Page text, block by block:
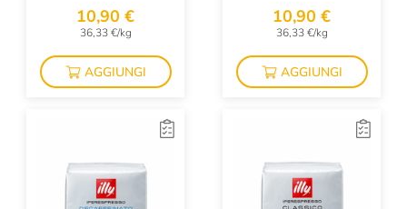
10,90 €
36,33 €/kg
AGGIUNGI
10,90 €
36,33 €/kg
AGGIUNGI